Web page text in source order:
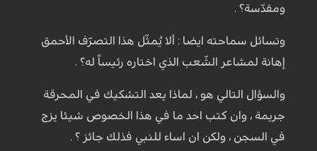
ومقدّسة؟ .
وتسائل سماحته ايضا : ألا يُمثّل هذا التصرّف الأحمق
إهانة لمشاعر الشّعب الذي اختاره رئيساً له؟ .
والسؤال التالي هو ، لماذا يعد التشكيك في المحرقة
جريمة ، وان كتب احد ما في هذا الخصوص شيئا يزج
في السجن ، ولكن ان اساء للنبي فذلك جائز ؟ .